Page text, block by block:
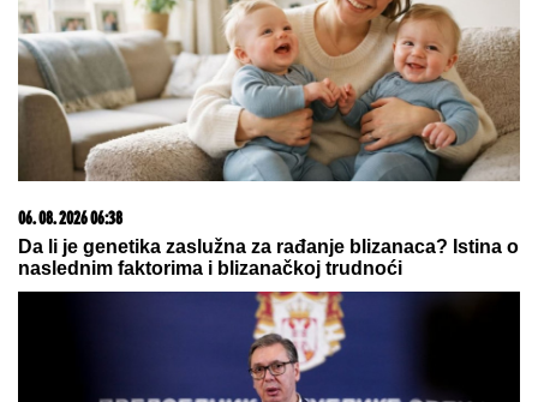
06. 08. 2026 06:38
Da li je genetika zaslužna za rađanje blizanaca? Istina o
naslednim faktorima i blizanačkoj trudnoći